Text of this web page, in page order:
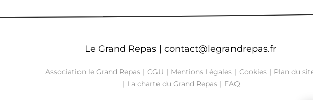
Le Grand Repas | contact@legrandrepas.fr
Association le Grand Repas CGU Mentions Légales Cookies
Plan du
La charte du Grand Repas
FAQ